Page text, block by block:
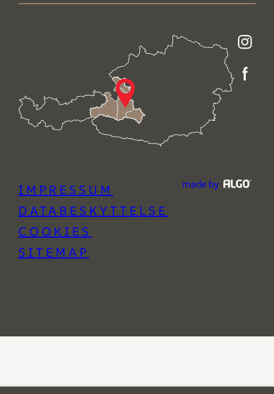
IMPRESSUM
DATABESKYTTELSE
COOKIES
SITEMAP
made by